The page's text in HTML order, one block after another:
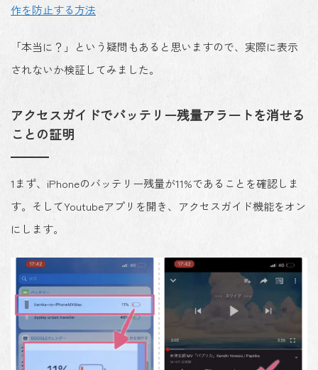
作を防止する方法
「本当に？」という疑問もあると思いますので、実際に表示
されないか検証してみました。
アクセスガイドでバッテリー残量アラートを消せる
ことの証明
1 まず、iPhoneのバッテリー残量が11%であることを確認しま
す。そしてYoutubeアプリを開き、アクセスガイド機能をオン
にします。